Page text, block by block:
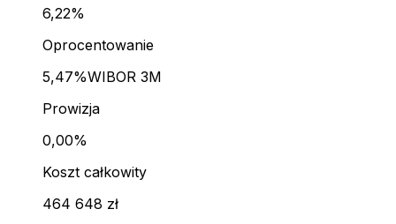
6,22%
Oprocentowanie
5,47%WIBOR 3M
Prowizja
0,00%
Koszt całkowity
464 648 zł